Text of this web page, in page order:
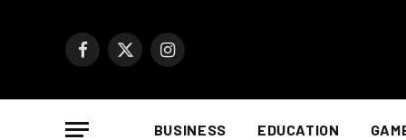
Facebook
X
Instagram
BUSINESS EDUCATION